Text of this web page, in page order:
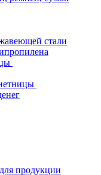
стали
продукции